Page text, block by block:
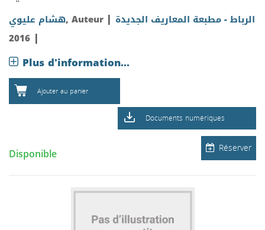
هشام عليوي, Auteur | الرباط - مطبعة المعاريف الجديدة
|
2016
Plus d'information...
Ajouter au panier
Documents numériques
Réserver
Disponible